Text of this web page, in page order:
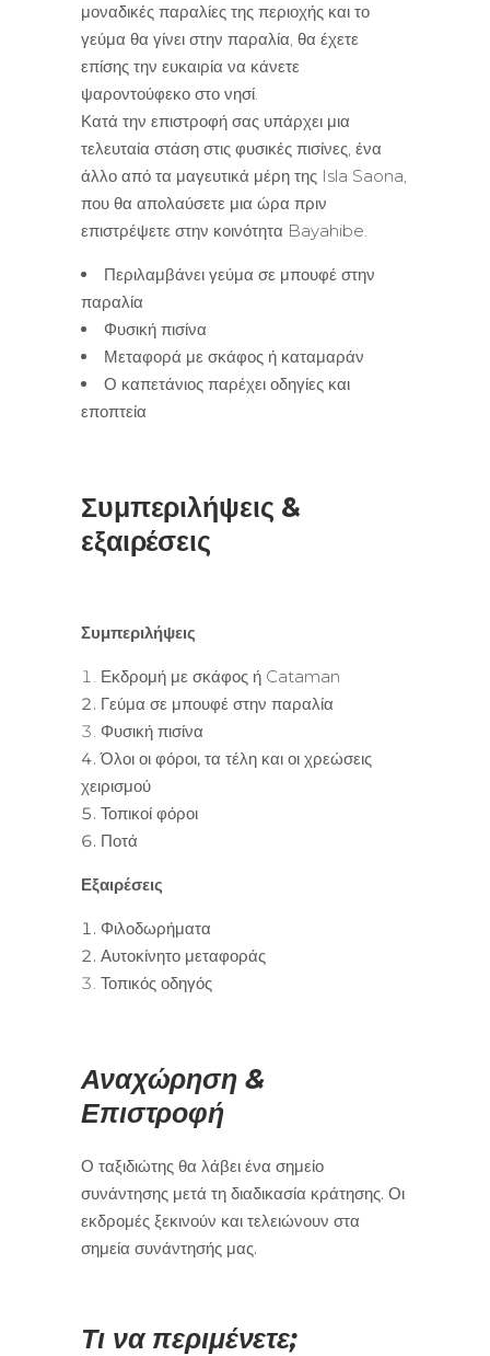
μοναδικές παραλίες της περιοχής και το
γεύμα θα γίνει στην παραλία, θα έχετε
επίσης την ευκαιρία να κάνετε
ψαροντούφεκο στο νησί.
Κατά την επιστροφή σας υπάρχει μια
τελευταία στάση στις φυσικές πισίνες, ένα
άλλο από τα μαγευτικά μέρη της Isla Saona,
που θα απολαύσετε μια ώρα πριν
επιστρέψετε στην κοινότητα Bayahibe.
Περιλαμβάνει γεύμα σε μπουφέ στην
παραλία
Φυσική πισίνα
Μεταφορά με σκάφος ή καταμαράν
Ο καπετάνιος παρέχει οδηγίες και
εποπτεία
Συμπεριλήψεις &
εξαιρέσεις
Συμπεριλήψεις
Εκδρομή με σκάφος ή Cataman
Γεύμα σε μπουφέ στην παραλία
Φυσική πισίνα
Όλοι οι φόροι, τα τέλη και οι χρεώσεις
χειρισμού
Τοπικοί φόροι
Ποτά
Εξαιρέσεις
Φιλοδωρήματα
Αυτοκίνητο μεταφοράς
Τοπικός οδηγός
Αναχώρηση &
Επιστροφή
Ο ταξιδιώτης θα λάβει ένα σημείο
συνάντησης μετά τη διαδικασία κράτησης. Οι
εκδρομές ξεκινούν και τελειώνουν στα
σημεία συνάντησής μας.
Τι να περιμένετε;